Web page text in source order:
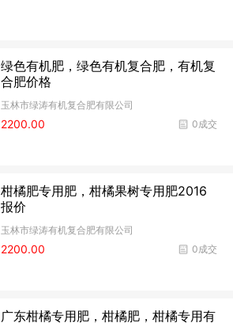
绿色有机肥，绿色有机复合肥，有机复
合肥价格
玉林市绿涛有机复合肥有限公司
0成交
2200.00
柑橘肥专用肥，柑橘果树专用肥2016
报价
玉林市绿涛有机复合肥有限公司
0成交
2200.00
广东柑橘专用肥，柑橘肥，柑橘专用有